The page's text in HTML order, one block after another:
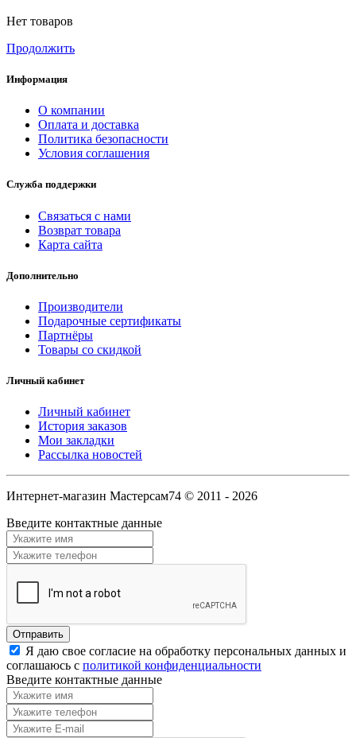
Нет товаров
Продолжить
Информация
О компании
Оплата и доставка
Политика безопасности
Условия соглашения
Служба поддержки
Связаться с нами
Возврат товара
Карта сайта
Дополнительно
Производители
Подарочные сертификаты
Партнёры
Товары со скидкой
Личный кабинет
Личный кабинет
История заказов
Мои закладки
Рассылка новостей
Интернет-магазин Мастерсам74 © 2011 - 2026
Введите контактные данные
Я даю свое согласие на обработку персональных данных и
соглашаюсь с политикой конфиденциальности
Введите контактные данные